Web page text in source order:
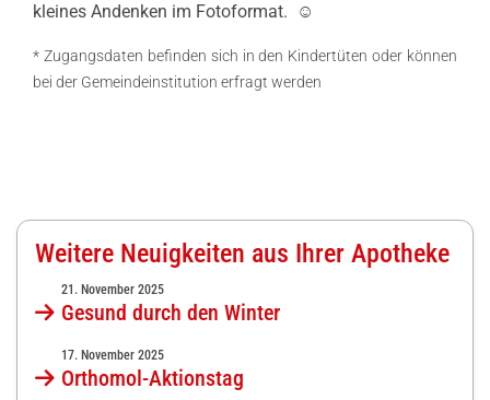
kleines Andenken im Fotoformat. ☺️
* Zugangsdaten befinden sich in den Kindertüten oder können
bei der Gemeindeinstitution erfragt werden
Weitere Neuigkeiten aus Ihrer Apotheke
21. November 2025
Gesund durch den Winter
17. November 2025
Orthomol-Aktionstag